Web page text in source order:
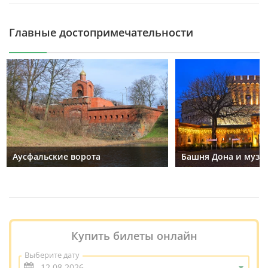
Главные достопримечательности
Аусфальские ворота Башня Дона и
Купить билеты онлайн
Выберите дату